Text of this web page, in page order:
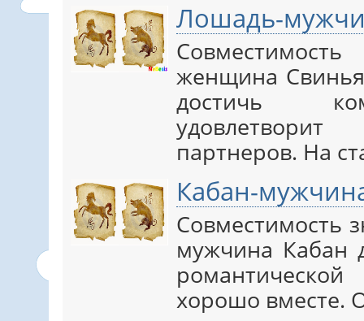
Лошадь-
женщина
достичь
партнеров. На
Кабан-
Совместимость
мужчина Кабан
хорошо вместе.